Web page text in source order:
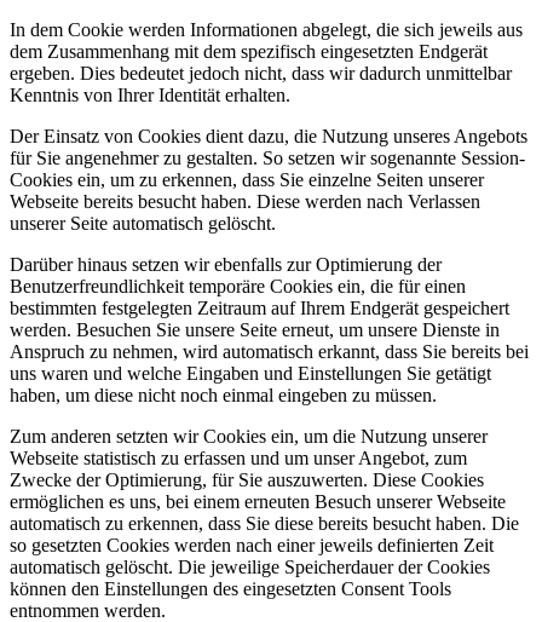
In dem Cookie werden Informationen abgelegt, die sich jeweils aus
dem Zusammenhang mit dem spezifisch eingesetzten Endgerät
ergeben. Dies bedeutet jedoch nicht, dass wir dadurch unmittelbar
Kenntnis von Ihrer Identität erhalten.
Der Einsatz von Cookies dient dazu, die Nutzung unseres Angebots
für Sie angenehmer zu gestalten. So setzen wir sogenannte Session-
Cookies ein, um zu erkennen, dass Sie einzelne Seiten unserer
Webseite bereits besucht haben. Diese werden nach Verlassen
unserer Seite automatisch gelöscht.
Darüber hinaus setzen wir ebenfalls zur Optimierung der
Benutzerfreundlichkeit temporäre Cookies ein, die für einen
bestimmten festgelegten Zeitraum auf Ihrem Endgerät gespeichert
werden. Besuchen Sie unsere Seite erneut, um unsere Dienste in
Anspruch zu nehmen, wird automatisch erkannt, dass Sie bereits bei
uns waren und welche Eingaben und Einstellungen Sie getätigt
haben, um diese nicht noch einmal eingeben zu müssen.
Zum anderen setzten wir Cookies ein, um die Nutzung unserer
Webseite statistisch zu erfassen und um unser Angebot, zum
Zwecke der Optimierung, für Sie auszuwerten. Diese Cookies
ermöglichen es uns, bei einem erneuten Besuch unserer Webseite
automatisch zu erkennen, dass Sie diese bereits besucht haben. Die
so gesetzten Cookies werden nach einer jeweils definierten Zeit
automatisch gelöscht. Die jeweilige Speicherdauer der Cookies
können den Einstellungen des eingesetzten Consent Tools
entnommen werden.